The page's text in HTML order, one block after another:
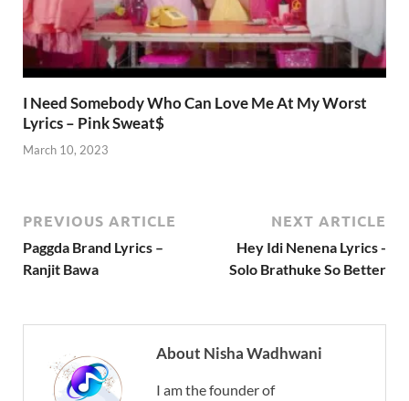
I Need Somebody Who Can Love Me At My Worst
Lyrics – Pink Sweat$
March 10, 2023
PREVIOUS ARTICLE
Paggda Brand Lyrics –
Ranjit Bawa
NEXT ARTICLE
Hey Idi Nenena Lyrics -
Solo Brathuke So Better
About Nisha Wadhwani
I am the founder of